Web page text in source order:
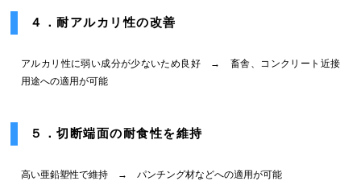
４．耐アルカリ性の改善
アルカリ性に弱い成分が少ないため良好 → 畜舎、コンクリート近接
用途への適用が可能
５．切断端面の耐食性を維持
高い亜鉛塑性で維持 → パンチング材などへの適用が可能